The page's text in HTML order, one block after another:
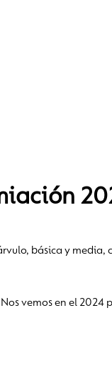
básica y
vemos en el